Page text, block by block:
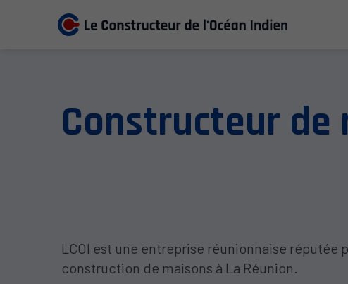
Constructeur de
LCOI est une entreprise réunionnaise réputée
construction de maisons à La Réunion.